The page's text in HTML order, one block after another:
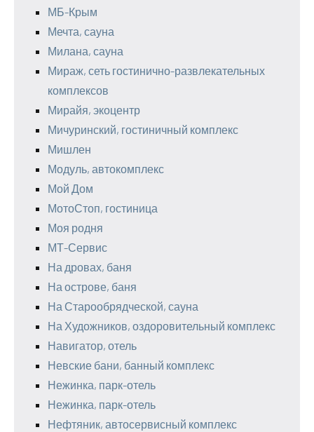
МБ-Крым
Мечта, сауна
Милана, сауна
Мираж, сеть гостинично-развлекательных
комплексов
Мирайя, экоцентр
Мичуринский, гостиничный комплекс
Мишлен
Модуль, автокомплекс
Мой Дом
МотоСтоп, гостиница
Моя родня
МТ-Сервис
На дровах, баня
На острове, баня
На Старообрядческой, сауна
На Художников, оздоровительный комплекс
Навигатор, отель
Невские бани, банный комплекс
Нежинка, парк-отель
Нежинка, парк-отель
Нефтяник, автосервисный комплекс